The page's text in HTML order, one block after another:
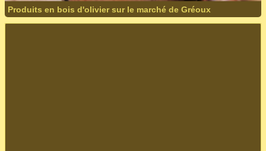
Produits en bois d'olivier sur le marché de Gréoux